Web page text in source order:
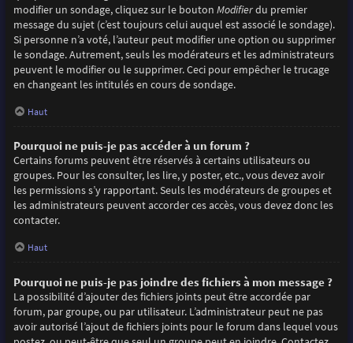
modifier un sondage, cliquez sur le bouton Modifierdu premier
message du sujet (c’est toujours celui auquel est associé le sondage).
Si personne n’a voté, l’auteur peut modifier une option ou supprimer
le sondage. Autrement, seuls les modérateurs et les administrateurs
peuvent le modifier ou le supprimer. Ceci pour empêcher le trucage
en changeant les intitulés en cours de sondage.
Haut
Pourquoi ne puis-je pas accéder à un forum ?
Certains forums peuvent être réservés à certains utilisateurs ou
groupes. Pour les consulter, les lire, y poster, etc., vous devez avoir
les permissions s’y rapportant. Seuls les modérateurs de groupes et
les administrateurs peuvent accorder ces accès, vous devez donc les
contacter.
Haut
Pourquoi ne puis-je pas joindre des fichiers à mon message ?
La possibilité d’ajouter des fichiers joints peut être accordée par
forum, par groupe, ou par utilisateur. L’administrateur peut ne pas
avoir autorisé l’ajout de fichiers joints pour le forum dans lequel vous